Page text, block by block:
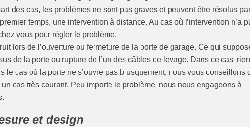
des cas, les problèmes ne sont pas graves et peuvent être résolus par
temps, une intervention à distance. Au cas où l’intervention n’a
vous pour régler le problème.
lors de l’ouverture ou fermeture de la porte de garage. Ce qui
de la porte ou rupture de l’un des câbles de levage. Dans ce cas,
le cas où la porte ne s’ouvre pas brusquement, nous vous conseillons
cas très courant. Peu importe le problème, nous nous engageons à
et design